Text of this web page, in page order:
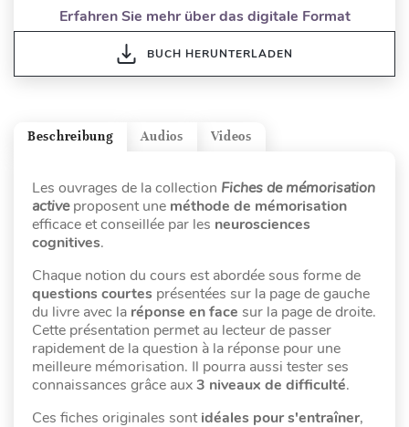
Erfahren Sie mehr über das digitale Format
BUCH HERUNTERLADEN
Videos
Audios
Beschreibung
Les ouvrages de la collection Fiches de mémorisation
activeproposent une méthode de mémorisation
efficace et conseillée par les neurosciences
cognitives.
Chaque notion du cours est abordée sous forme de
questions courtes présentées sur la page de gauche
du livre avec la réponse en face sur la page de droite.
Cette présentation permet au lecteur de passer
rapidement de la question à la réponse pour une
meilleure mémorisation. Il pourra aussi tester ses
connaissances grâce aux3 niveaux de difficulté.
Ces fiches originales sontidéales pour s'entraîner,